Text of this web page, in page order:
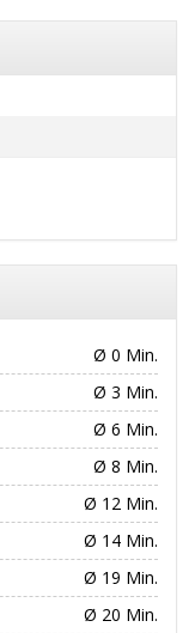
Ø 0 Min.
Ø 3 Min.
Ø 6 Min.
Ø 8 Min.
Ø 12 Min.
Ø 14 Min.
Ø 19 Min.
Ø 20 Min.